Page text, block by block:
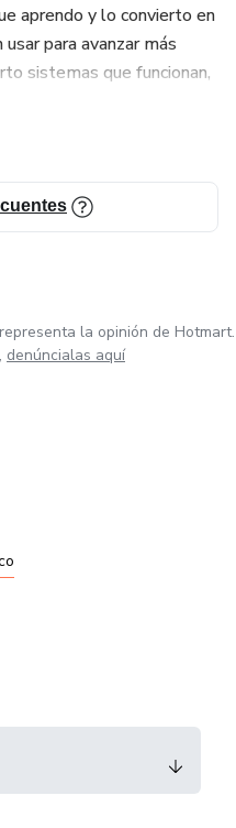
aprendo y lo convierto en
para avanzar más
sistemas que funcionan,
te endulce los oídos, no
que te diga la
vacías. Vas a encontrar
la opinión de Hotmart.
denúncialas aquí